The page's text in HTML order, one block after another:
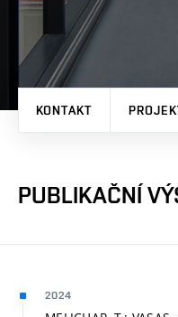
KONTAKT
PUBLIKAČNÍ
2024